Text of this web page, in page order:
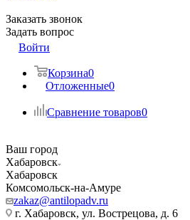
Заказать звонок
Задать вопрос
Войти
Корзина0
Отложенные0
Сравнение товаров0
Ваш город
Хабаровск
Хабаровск
Комсомольск-на-Амуре
zakaz@antilopadv.ru
г. Хабаровск, ул. Вострецова, д. 6